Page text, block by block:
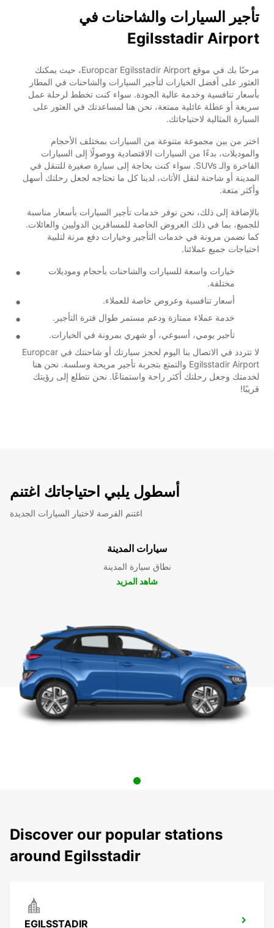
تأجير السيارات والشاحنات في
Egilsstadir Airport
مرحبًا بك في موقع Europcar Egilsstadir Airport، حيث يمكنك
العثور على أفضل الخيارات لتأجير السيارات والشاحنات في المطار
بأسعار تنافسية وخدمة عالية الجودة. سواء كنت تخطط لرحلة عمل
سريعة أو عطلة عائلية ممتعة، نحن هنا لمساعدتك في العثور على
السيارة المثالية لاحتياجاتك.
اختر من بين مجموعة متنوعة من السيارات بمختلف الأحجام
والموديلات، بدءًا من السيارات الاقتصادية ووصولًا إلى السيارات
الفاخرة والـ SUVs. سواء كنت بحاجة إلى سيارة صغيرة للتنقل في
المدينة أو شاحنة لنقل الأثاث، لدينا كل ما تحتاجه لجعل رحلتك أسهل
وأكثر متعة.
بالإضافة إلى ذلك، نحن نوفر خدمات تأجير السيارات بأسعار مناسبة
للجميع، بما في ذلك العروض الخاصة للمسافرين الدوليين والعائلات.
كما نضمن مرونة في خدمات التأجير وخيارات دفع مرنة لتلبية
احتياجات جميع عملائنا.
خيارات واسعة للسيارات والشاحنات بأحجام وموديلات
مختلفة.
أسعار تنافسية وعروض خاصة للعملاء.
خدمة عملاء ممتازة ودعم مستمر طوال فترة التأجير.
تأجير يومي، أسبوعي، أو شهري بمرونة في الخيارات.
لا تتردد في الاتصال بنا اليوم لحجز سيارتك أو شاحنتك في Europcar
Egilsstadir Airport والتمتع بتجربة تأجير مريحة وسلسة. نحن هنا
لخدمتك وجعل رحلتك أكثر راحة واستمتاعًا. نحن نتطلع إلى رؤيتك
قريبًا!
أسطول يلبي احتياجاتك اغتنم
اغتنم الفرصة لاختبار السيارات الجديدة
سيارات المدينة
نطاق سيارة المدينة
شاهد المزيد
Discover our popular stations
around Egilsstadir
EGILSSTADIR